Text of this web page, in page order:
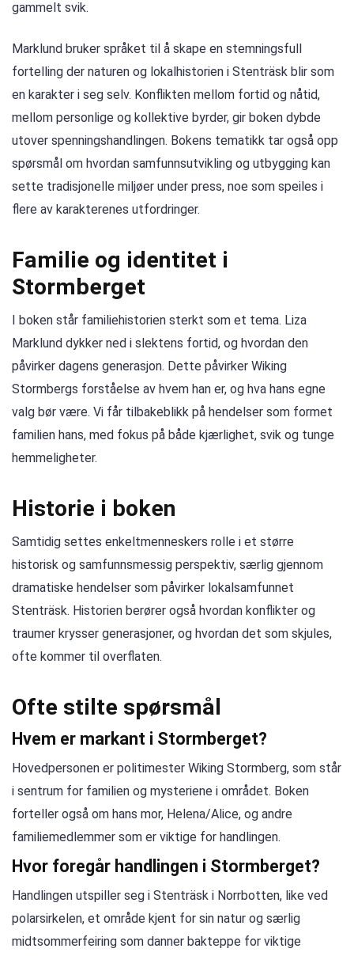
gammelt svik.
Marklund bruker språket til å skape en stemningsfull
fortelling der naturen og lokalhistorien i Stenträsk blir som
en karakter i seg selv. Konflikten mellom fortid og nåtid,
mellom personlige og kollektive byrder, gir boken dybde
utover spenningshandlingen. Bokens tematikk tar også opp
spørsmål om hvordan samfunnsutvikling og utbygging kan
sette tradisjonelle miljøer under press, noe som speiles i
flere av karakterenes utfordringer.
Familie og identitet i
Stormberget
I boken står familiehistorien sterkt som et tema. Liza
Marklund dykker ned i slektens fortid, og hvordan den
påvirker dagens generasjon. Dette påvirker Wiking
Stormbergs forståelse av hvem han er, og hva hans egne
valg bør være. Vi får tilbakeblikk på hendelser som formet
familien hans, med fokus på både kjærlighet, svik og tunge
hemmeligheter.
Historie i boken
Samtidig settes enkeltmenneskers rolle i et større
historisk og samfunnsmessig perspektiv, særlig gjennom
dramatiske hendelser som påvirker lokalsamfunnet
Stenträsk. Historien berører også hvordan konflikter og
traumer krysser generasjoner, og hvordan det som skjules,
ofte kommer til overflaten.
Ofte stilte spørsmål
Hvem er markant i Stormberget?
Hovedpersonen er politimester Wiking Stormberg, som står
i sentrum for familien og mysteriene i området. Boken
forteller også om hans mor, Helena/Alice, og andre
familiemedlemmer som er viktige for handlingen.
Hvor foregår handlingen i Stormberget?
Handlingen utspiller seg i Stenträsk i Norrbotten, like ved
polarsirkelen, et område kjent for sin natur og særlig
midtsommerfeiring som danner bakteppe for viktige